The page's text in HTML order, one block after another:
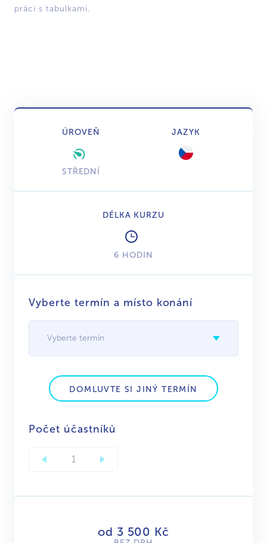
práci s tabulkami.
ÚROVEŇ
STŘEDNÍ
JAZYK
DÉLKA KURZU
6 HODIN
Vyberte termín a místo konání
Vyberte termín
DOMLUVTE SI JINÝ TERMÍN
Počet účastníků
od 3 500 Kč